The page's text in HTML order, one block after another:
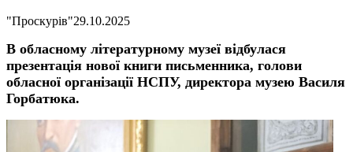
"Проскурів"29.10.2025
В обласному літературному музеї відбулася
презентація нової книги письменника, голови
обласної організації НСПУ, директора музею Василя
Горбатюка.